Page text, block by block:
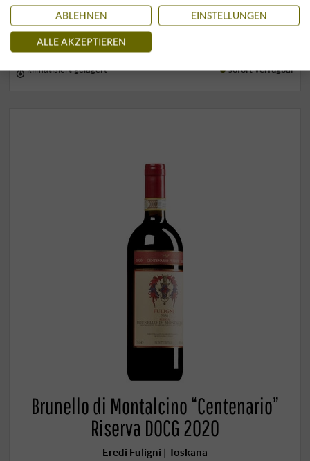
–
KAUFEN
klimatisiert gelagert sofort verfügbar
Brunello di Montalcino “Centenario”
Riserva DOCG 2020
Eredi Fuligni | Toskana
ABLEHNEN EINSTELLUNGEN
ALLE AKZEPTIEREN